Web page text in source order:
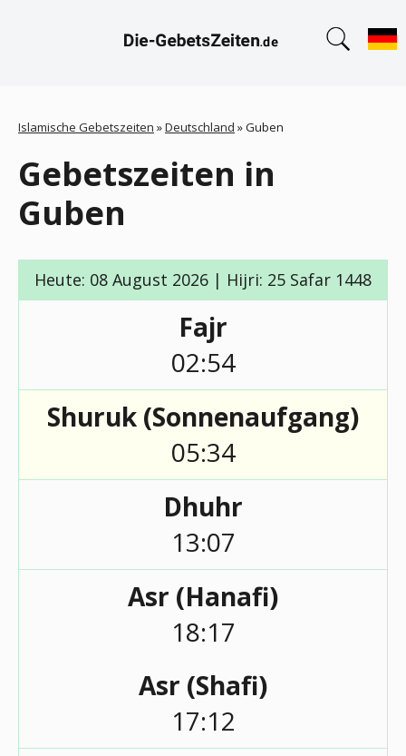
Islamische Gebetszeiten »Deutschland »Guben
Gebetszeiten in
Guben
Heute: 08 August 2026 | Hijri: 25 Safar 1448
Fajr
02:54
Shuruk (Sonnenaufgang)
05:34
Dhuhr
13:07
Asr (Hanafi)
18:17
Asr (Shafi)
17:12